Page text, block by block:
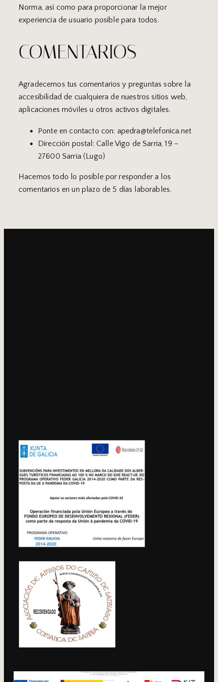
Norma, así como para proporcionar la mejor
experiencia de usuario posible para todos.
COMENTARIOS
Agradecemos tus comentarios y preguntas sobre la
accesibilidad de cualquiera de nuestros sitios web,
aplicaciones móviles u otros activos digitales.
Ponte en contacto con: apedra@telefonica.net
Dirección postal: Calle Vigo de Sarria, 19 –
27600 Sarria (Lugo)
Hacemos todo lo posible por responder a los
comentarios en un plazo de 5 días laborables.